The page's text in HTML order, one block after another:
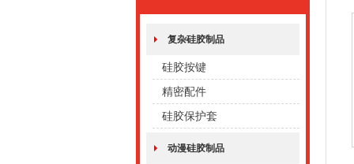
复杂硅胶制品
硅胶按键
精密配件
硅胶保护套
动漫硅胶制品